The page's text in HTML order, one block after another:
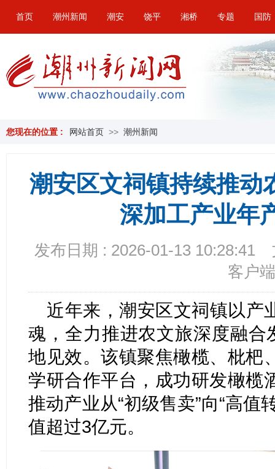
首页 潮州新闻 潮安 饶平 湘桥 专题 国防
您现在的位置 : 网站首页 >> 潮州新闻
潮安区文祠镇持续推动
深加工产业年
发布日期 : 2026-01-13 10:28:41
客户端
近年来，潮安区文祠镇以产
魂，全力推进农文旅深度融合
地见效。该镇聚焦橄榄、枇杷
学研合作平台，成功研发橄榄
推动产业从“初级售卖”向“高值
值超过3亿元。